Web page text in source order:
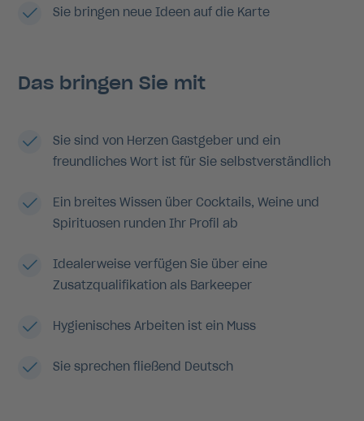
Sie bringen neue Ideen auf die Karte
Das bringen Sie mit
Sie sind von Herzen Gastgeber und ein
freundliches Wort ist für Sie selbstverständlich
Ein breites Wissen über Cocktails, Weine und
Spirituosen runden Ihr Profil ab
Idealerweise verfügen Sie über eine
Zusatzqualifikation als Barkeeper
Hygienisches Arbeiten ist ein Muss
Sie sprechen fließend Deutsch